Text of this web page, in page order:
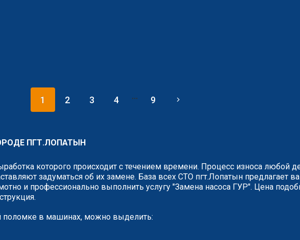
1 2 3 4 ... 9
ПГТ.ЛОПАТЫН
которого происходит с течением времени. Процесс износа любой
задуматься об их замене. База всех СТО пгт.Лопатын предлагает
и профессионально выполнить услугу "Замена насоса ГУР". Цена
в машинах, можно выделить: